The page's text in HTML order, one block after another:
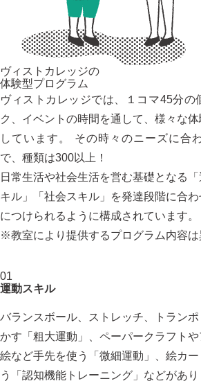
ヴィストカレッジの
体験型プログラム
ヴィストカレッジでは、１コマ45分の
ク、イベントの時間を通して、様々な
しています。 その時々のニーズに合
で、種類は300以上！
日常生活や社会生活を営む基礎となる
キル」「社会スキル」を発達段階に合
につけられるように構成されています。
※教室により提供するプログラム内容は
01
運動スキル
バランスボール、ストレッチ、トラン
かす「粗大運動」、ペーパークラフト
絵など手先を使う「微細運動」、絵カ
う「認知機能トレーニング」などがあり